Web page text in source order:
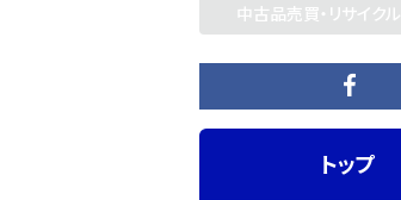
中古品売買・リサイクル
トップ